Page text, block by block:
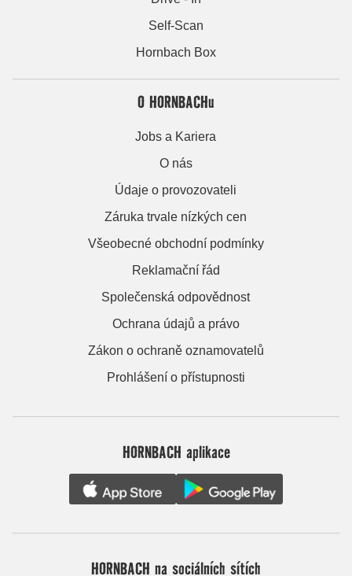
Self-Scan
Hornbach Box
O HORNBACHu
Jobs a Kariera
O nás
Údaje o provozovateli
Záruka trvale nízkých cen
Všeobecné obchodní podmínky
Reklamační řád
Společenská odpovědnost
Ochrana údajů a právo
Zákon o ochraně oznamovatelů
Prohlášení o přístupnosti
HORNBACH aplikace
HORNBACH na sociálních sítích